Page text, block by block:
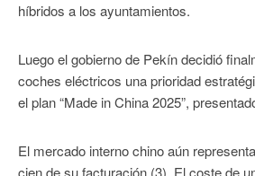
híbridos a los ayuntamientos.
Luego el gobierno de Pekín decidió
coches eléctricos una prioridad
el plan “Made in China 2025”,
El mercado interno chino aún
cien de su facturación (3). El coste de